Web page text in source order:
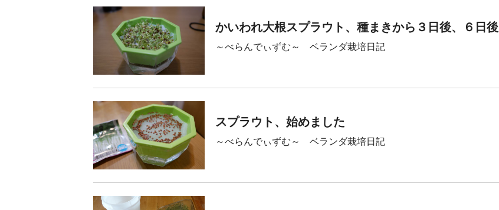
かいわれ大根スプラウト、種まきから３日後、６日後
～べらんでぃずむ～ ベランダ栽培日記
スプラウト、始めました
～べらんでぃずむ～ ベランダ栽培日記